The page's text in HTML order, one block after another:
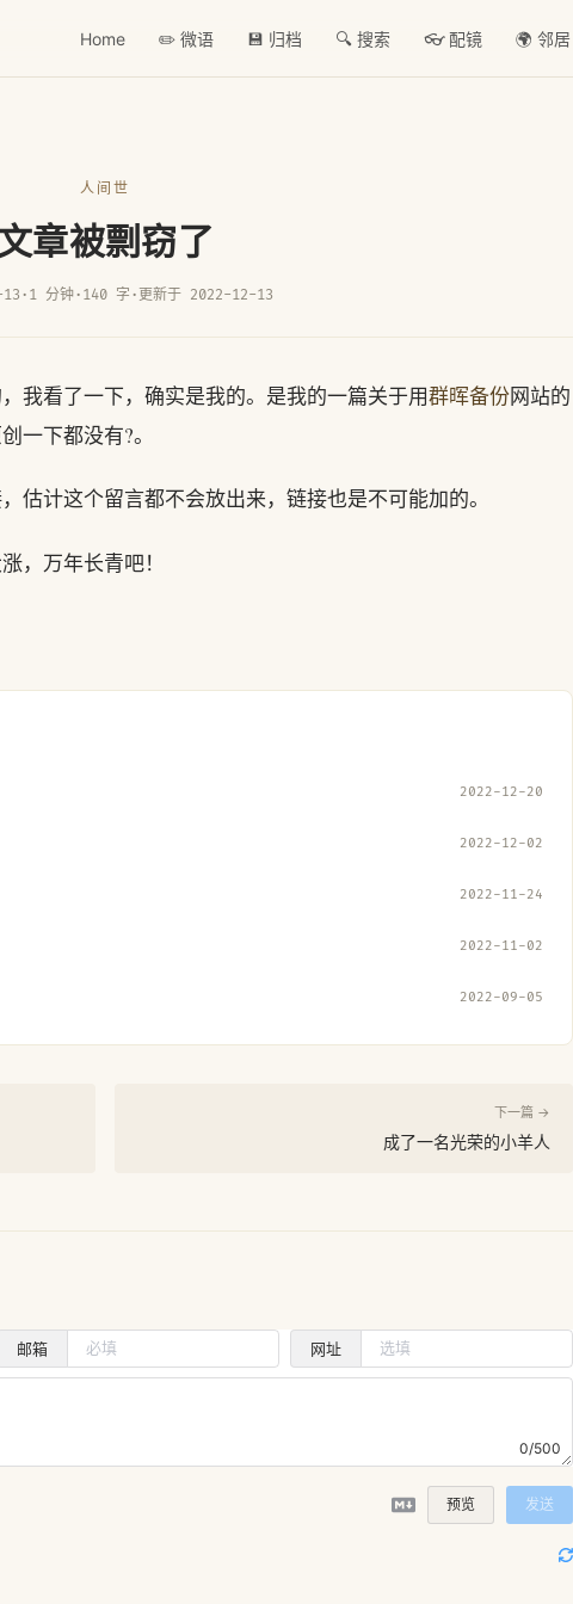
Home ✏️ 微语 💾 归档 🔍 搜索 👓 配镜 🌍 邻居
人间世
章被剽窃了
· 1 分钟· 140 字 · 更新于 2022-12-13
我看了一下，确实是我的。是我的一篇关于用群晖备份网站的
一下都没有?。
估计这个留言都不会放出来，链接也是不可能加的。
，万年长青吧！
2022-12-20
2022-12-02
2022-11-24
2022-11-02
2022-09-05
下一篇 →
成了一名光荣的小羊人
邮箱 网址
0/500
预览 发送